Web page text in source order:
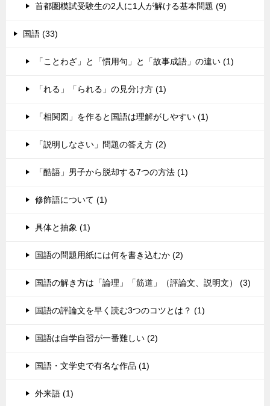
首都圏模試受験生の2人に1人が解ける基本問題 (9)
国語 (33)
「ことわざ」と「慣用句」と「故事成語」の違い (1)
「れる」「られる」の見分け方 (1)
「相関図」を作ると国語は理解がしやすい (1)
「説明しなさい」問題の答え方 (2)
「酷語」男子から脱却する7つの方法 (1)
修飾語について (1)
具体と抽象 (1)
国語の問題用紙には何を書き込むか (2)
国語の解き方は「論理」「筋道」（評論文、説明文） (3)
国語の評論文を早く読む3つのコツとは？ (1)
国語は自学自習が一番難しい (2)
国語・文学史で有名な作品 (1)
外来語 (1)